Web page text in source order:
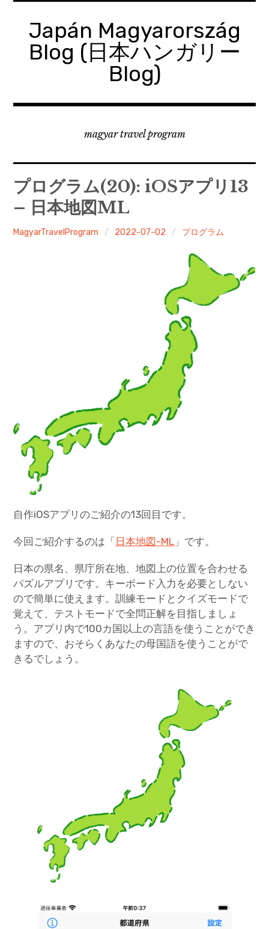
Japán Magyarország
Blog (日本ハンガリー
Blog)
magyar travel program
プログラム(20): iOSアプリ13
– 日本地図ML
MagyarTravelProgram 2022-07-02 プログラム
自作iOSアプリのご紹介の13回目です。
今回ご紹介するのは「 日本地図 -ML 」です。
日本の県名、県庁所在地、地図上の位置を合わせる
パズルアプリです。キーボード入力を必要としない
ので簡単に使えます。訓練モードとクイズモードで
覚えて、テストモードで全問正解を目指しましょ
う。アプリ内で100カ国以上の言語を使うことができ
ますので、おそらくあなたの母国語を使うことがで
きるでしょう。